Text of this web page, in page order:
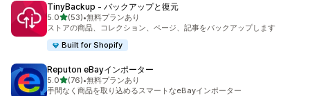
TinyBackup ‑ バックアップと復元
5.05つ星中
(53)
合計レビュー数：53件
•無料プランあり
ストアの商品、コレクション、ページ、記事をバックアップします
Built for Shopify
Reputon eBayインポーター
5.05つ星中
(76)
合計レビュー数：76件
•無料プランあり
手間なく商品を取り込めるスマートなeBayインポーター